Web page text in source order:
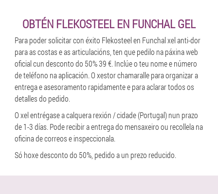
OBTÉN FLEKOSTEEL EN FUNCHAL GEL
Para poder solicitar con éxito Flekosteel en Funchal xel anti-dor
para as costas e as articulacións, ten que pedilo na páxina web
oficial cun desconto do 50% 39 €. Inclúe o teu nome e número
de teléfono na aplicación. O xestor chamaralle para organizar a
entrega e asesoramento rapidamente e para aclarar todos os
detalles do pedido.
O xel entrégase a calquera rexión / cidade (Portugal) nun prazo
de 1-3 días. Pode recibir a entrega do mensaxeiro ou recollela na
oficina de correos e inspeccionala.
Só hoxe desconto do 50%, pedido a un prezo reducido.